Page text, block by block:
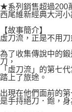
「AFTEE先享後付」
任。
４．使用「AFTEE先
時審查核予不同之上限
請求用戶進行身份認證
５．嚴禁一人註冊多
恩沛科技股份有限公司
宅配
每筆NT$100，滿
國家/地區配送
★系列銷售超過200
西尾維新經典大河
【故事簡介】
虛刀流，正是不用
為了收集傳說中的
刀，
「虛刀流」的第七
踏上了旅途。
出現在他們面前的第
是手持絕刀．鉋，